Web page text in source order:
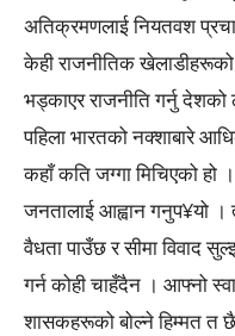
अतिक्रमणलाई नियतवश
केही राजनीतिक खेलाडीहरूको
भड्काएर राजनीति गर्नु
पहिला भारतको नक्शाबारे
कहाँ कति जग्गा मिचिएको हो
जनतालाई आह्वान गनुप¥यो
वैधता पाउँछ र सीमा विवाद
गर्न कोही चाहँदैन । आफ्नो
शासकहरूको बोल्ने हिम्मत त